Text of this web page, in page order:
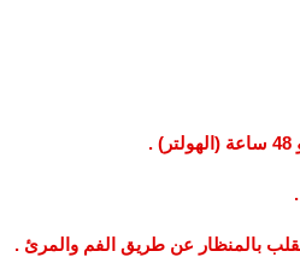
بالمنظار عن طريق الفم والمرئ .